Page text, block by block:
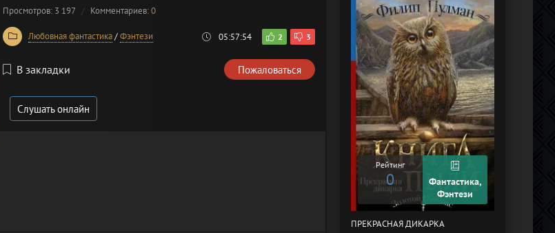
Просмотров: 3 197 Комментариев:0
Любовная фантастика/Фэнтези 05:57:54 2 3
В закладки Пожаловаться
Слушать онлайн
Рейтинг
0
Фантастика,
Фэнтези
ПРЕКРАСНАЯ ДИКАРКА